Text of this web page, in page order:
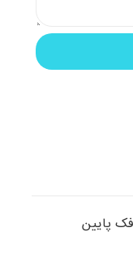
فک پایین